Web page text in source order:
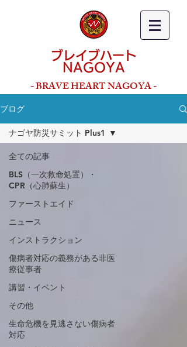
ブレイブハート
NAGOYA
- BRAVE HEART NAGOYA -
ブログ
全ての記事
BLS（一次救命処置）・
CPR（心肺蘇生）
ファーストエイド
ニュース
インストラクション
傷病者対応の義務がある非医
療従事者
講習・イベント
その他
生命危機を見逃さない傷病者
対応
ナゴヤ防災サミット Plus1